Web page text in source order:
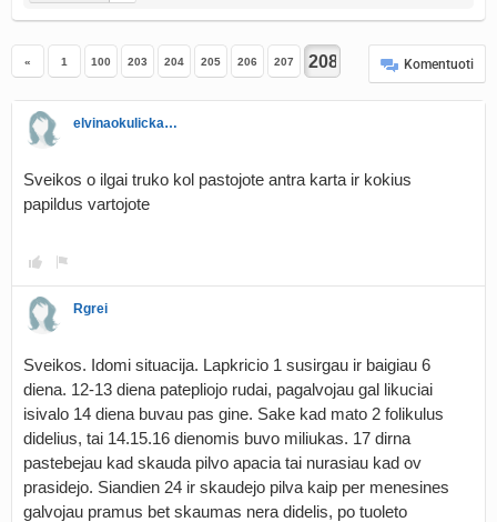
« 1 100 203 204 205 206 207 Komentuoti
elvinaokulickazariniene
Sveikos o ilgai truko kol pastojote antra karta ir kokius
papildus vartojote
Rgrei
Sveikos. Idomi situacija. Lapkricio 1 susirgau ir baigiau 6
diena. 12-13 diena patepliojo rudai, pagalvojau gal likuciai
isivalo 14 diena buvau pas gine. Sake kad mato 2 folikulus
didelius, tai 14.15.16 dienomis buvo miliukas. 17 dirna
pastebejau kad skauda pilvo apacia tai nurasiau kad ov
prasidejo. Siandien 24 ir skaudejo pilva kaip per menesines
galvojau pramus bet skaumas nera didelis, po tuoleto